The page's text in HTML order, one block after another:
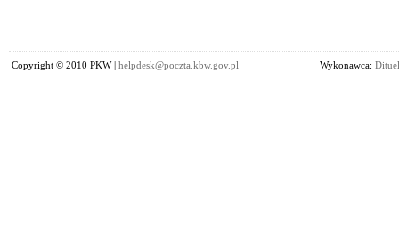
Copyright © 2010 PKW | helpdesk@poczta.kbw.gov.pl Wykonawca: